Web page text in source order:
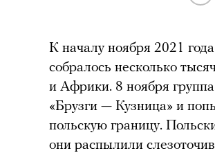
К началу ноября 2021
собралось несколько
и Африки. 8 ноября
«Брузги — Кузница» и
польскую границу.
они распылили